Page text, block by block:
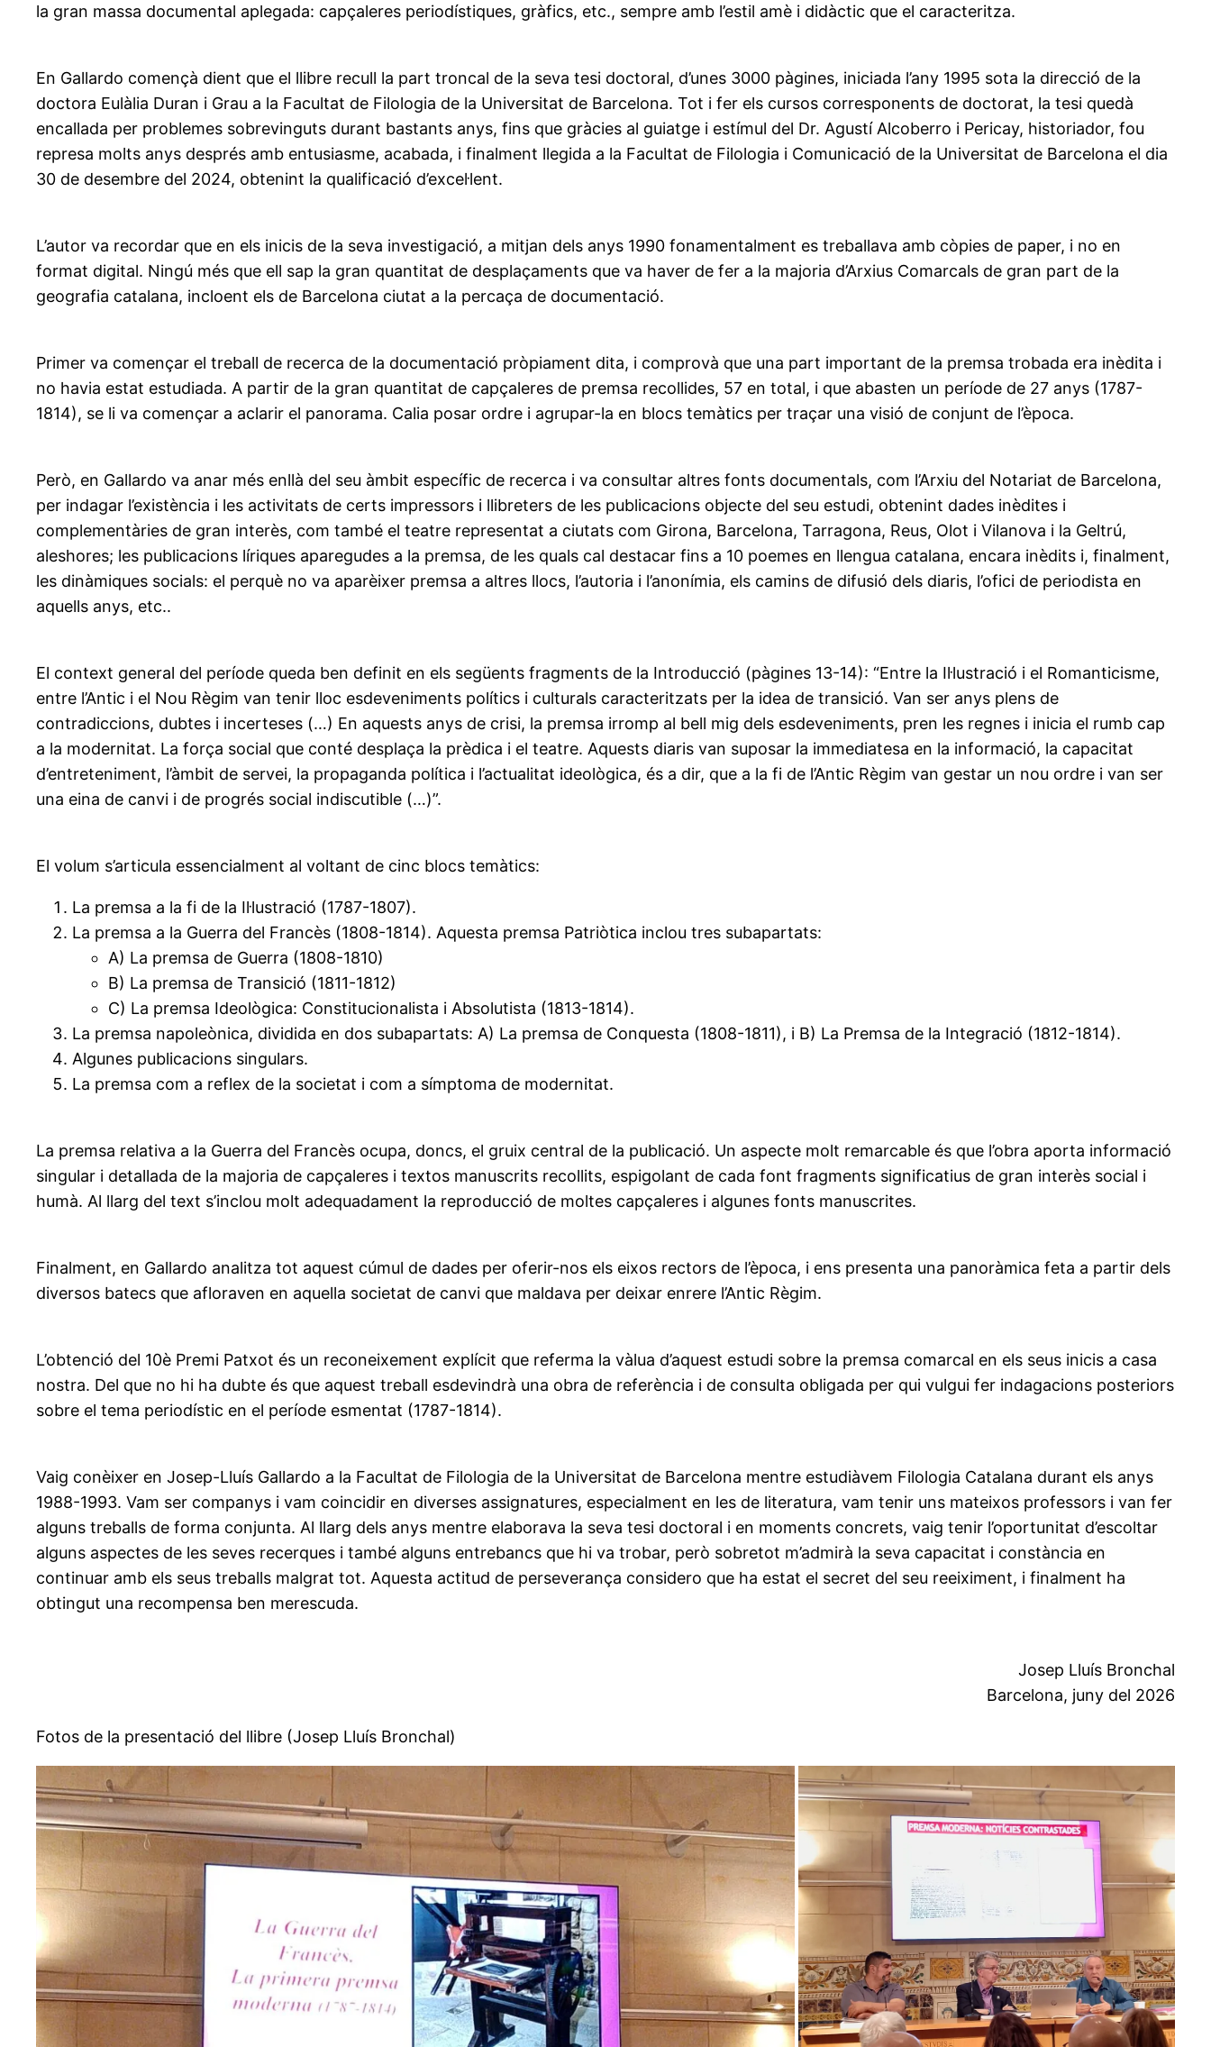
la gran massa documental aplegada: capçaleres periodístiques, gràfics, etc., sempre amb l’estil amè i didàctic que el caracteritza.
En Gallardo començà dient que el llibre recull la part troncal de la seva tesi doctoral, d’unes 3000 pàgines, iniciada l’any 1995 sota la direcció de la
doctora Eulàlia Duran i Grau a la Facultat de Filologia de la Universitat de Barcelona. Tot i fer els cursos corresponents de doctorat, la tesi quedà
encallada per problemes sobrevinguts durant bastants anys, fins que gràcies al guiatge i estímul del Dr. Agustí Alcoberro i Pericay, historiador, fou
represa molts anys després amb entusiasme, acabada, i finalment llegida a la Facultat de Filologia i Comunicació de la Universitat de Barcelona el dia
30 de desembre del 2024, obtenint la qualificació d’excel·lent.
L’autor va recordar que en els inicis de la seva investigació, a mitjan dels anys 1990 fonamentalment es treballava amb còpies de paper, i no en
format digital. Ningú més que ell sap la gran quantitat de desplaçaments que va haver de fer a la majoria d’Arxius Comarcals de gran part de la
geografia catalana, incloent els de Barcelona ciutat a la percaça de documentació.
Primer va començar el treball de recerca de la documentació pròpiament dita, i comprovà que una part important de la premsa trobada era inèdita i
no havia estat estudiada. A partir de la gran quantitat de capçaleres de premsa recollides, 57 en total, i que abasten un període de 27 anys (1787-
1814), se li va començar a aclarir el panorama. Calia posar ordre i agrupar-la en blocs temàtics per traçar una visió de conjunt de l’època.
Però, en Gallardo va anar més enllà del seu àmbit específic de recerca i va consultar altres fonts documentals, com l’Arxiu del Notariat de Barcelona,
per indagar l’existència i les activitats de certs impressors i llibreters de les publicacions objecte del seu estudi, obtenint dades inèdites i
complementàries de gran interès, com també el teatre representat a ciutats com Girona, Barcelona, Tarragona, Reus, Olot i Vilanova i la Geltrú,
aleshores; les publicacions líriques aparegudes a la premsa, de les quals cal destacar fins a 10 poemes en llengua catalana, encara inèdits i, finalment,
les dinàmiques socials: el perquè no va aparèixer premsa a altres llocs, l’autoria i l’anonímia, els camins de difusió dels diaris, l’ofici de periodista en
aquells anys, etc..
El context general del període queda ben definit en els següents fragments de la Introducció (pàgines 13-14): “Entre la Il·lustració i el Romanticisme,
entre l’Antic i el Nou Règim van tenir lloc esdeveniments polítics i culturals caracteritzats per la idea de transició. Van ser anys plens de
contradiccions, dubtes i incerteses (…) En aquests anys de crisi, la premsa irromp al bell mig dels esdeveniments, pren les regnes i inicia el rumb cap
a la modernitat. La força social que conté desplaça la prèdica i el teatre. Aquests diaris van suposar la immediatesa en la informació, la capacitat
d’entreteniment, l’àmbit de servei, la propaganda política i l’actualitat ideològica, és a dir, que a la fi de l’Antic Règim van gestar un nou ordre i van ser
una eina de canvi i de progrés social indiscutible (…)”.
El volum s’articula essencialment al voltant de cinc blocs temàtics:
La premsa a la fi de la Il·lustració (1787-1807).
La premsa a la Guerra del Francès (1808-1814). Aquesta premsa Patriòtica inclou tres subapartats:
A) La premsa de Guerra (1808-1810)
B) La premsa de Transició (1811-1812)
C) La premsa Ideològica: Constitucionalista i Absolutista (1813-1814).
La premsa napoleònica, dividida en dos subapartats: A) La premsa de Conquesta (1808-1811), i B) La Premsa de la Integració (1812-1814).
Algunes publicacions singulars.
La premsa com a reflex de la societat i com a símptoma de modernitat.
La premsa relativa a la Guerra del Francès ocupa, doncs, el gruix central de la publicació. Un aspecte molt remarcable és que l’obra aporta informació
singular i detallada de la majoria de capçaleres i textos manuscrits recollits, espigolant de cada font fragments significatius de gran interès social i
humà. Al llarg del text s’inclou molt adequadament la reproducció de moltes capçaleres i algunes fonts manuscrites.
Finalment, en Gallardo analitza tot aquest cúmul de dades per oferir-nos els eixos rectors de l’època, i ens presenta una panoràmica feta a partir dels
diversos batecs que afloraven en aquella societat de canvi que maldava per deixar enrere l’Antic Règim.
L’obtenció del 10è Premi Patxot és un reconeixement explícit que referma la vàlua d’aquest estudi sobre la premsa comarcal en els seus inicis a casa
nostra. Del que no hi ha dubte és que aquest treball esdevindrà una obra de referència i de consulta obligada per qui vulgui fer indagacions posteriors
sobre el tema periodístic en el període esmentat (1787-1814).
Vaig conèixer en Josep-Lluís Gallardo a la Facultat de Filologia de la Universitat de Barcelona mentre estudiàvem Filologia Catalana durant els anys
1988-1993. Vam ser companys i vam coincidir en diverses assignatures, especialment en les de literatura, vam tenir uns mateixos professors i van fer
alguns treballs de forma conjunta. Al llarg dels anys mentre elaborava la seva tesi doctoral i en moments concrets, vaig tenir l’oportunitat d’escoltar
alguns aspectes de les seves recerques i també alguns entrebancs que hi va trobar, però sobretot m’admirà la seva capacitat i constància en
continuar amb els seus treballs malgrat tot. Aquesta actitud de perseverança considero que ha estat el secret del seu reeiximent, i finalment ha
obtingut una recompensa ben merescuda.
Josep Lluís Bronchal
Barcelona, juny del 2026
Fotos de la presentació del llibre (Josep Lluís Bronchal)